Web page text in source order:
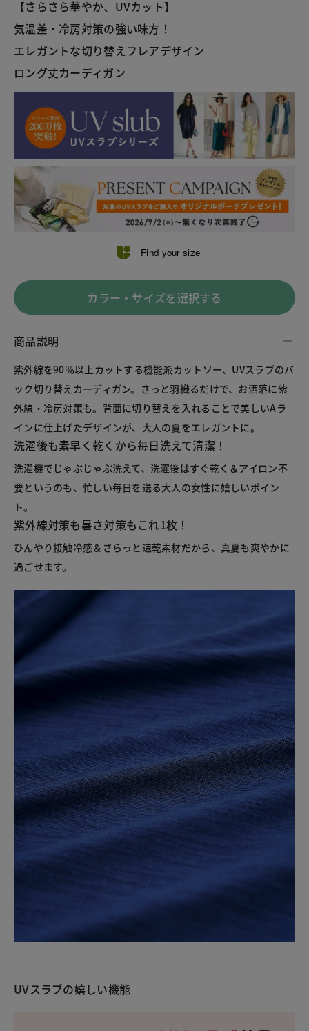
【さらさら華やか、UVカット】
気温差・冷房対策の強い味方！
エレガントな切り替えフレアデザイン
ロング丈カーディガン
Find your size
カラー・サイズを選択する
商品説明
紫外線を90％以上カットする機能派カットソー、UVスラブのバ
ック切り替えカーディガン。さっと羽織るだけで、お洒落に紫
外線・冷房対策も。背面に切り替えを入れることで美しいAラ
インに仕上げたデザインが、大人の夏をエレガントに。
洗濯後も素早く乾くから毎日洗えて清潔！
洗濯機でじゃぶじゃぶ洗えて、洗濯後はすぐ乾く＆アイロン不
要というのも、忙しい毎日を送る大人の女性に嬉しいポイン
ト。
紫外線対策も暑さ対策もこれ1枚！
ひんやり接触冷感＆さらっと速乾素材だから、真夏も爽やかに
過ごせます。
UVスラブの嬉しい機能